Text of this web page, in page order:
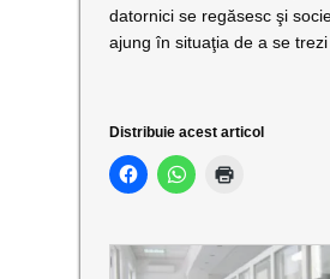
datornici se regăsesc şi
ajung în situaţia de a se
Distribuie acest articol